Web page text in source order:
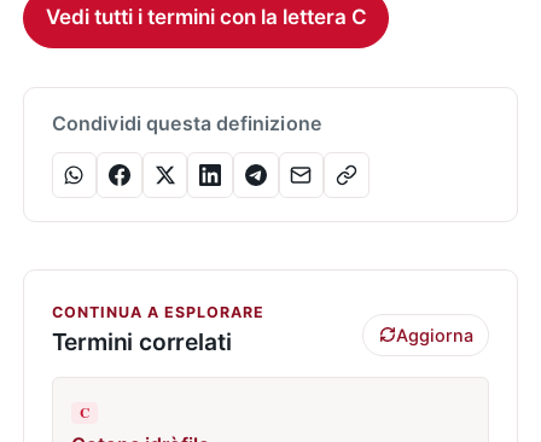
Vedi tutti i termini con la lettera C
Condividi questa definizione
CONTINUA A ESPLORARE
Termini correlati Aggiorna
C